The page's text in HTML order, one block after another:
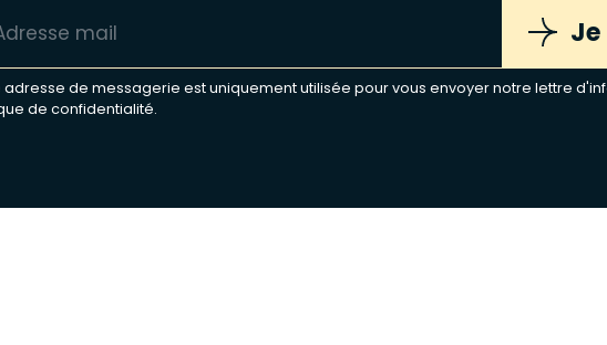
Je
adresse de messagerie est uniquement utilisée pour vous envoyer notre lettre
de confidentialité.